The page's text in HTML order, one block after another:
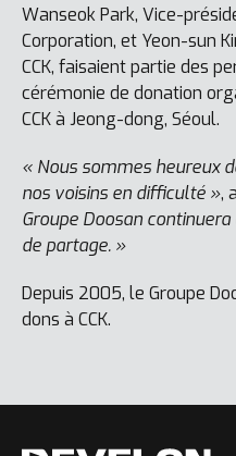
Wanseok Park, Vice-
Corporation, et Yeon-sun
CCK, faisaient partie des
cérémonie de donation
CCK à Jeong-dong, Séoul.
« Nous sommes heureux
nos voisins en difficulté »,
Groupe Doosan
de partage. »
Depuis 2005, le Groupe
dons à CCK.